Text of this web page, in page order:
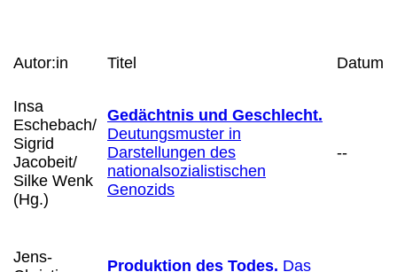
Autor:in Titel Datum
Insa
Eschebach/
Sigrid
Jacobeit/
Silke Wenk
(Hg.)
Gedächtnis und Geschlecht.
Deutungsmuster in
Darstellungen des
nationalsozialistischen
Genozids
--
Jens-
Produktion des Todes. Das